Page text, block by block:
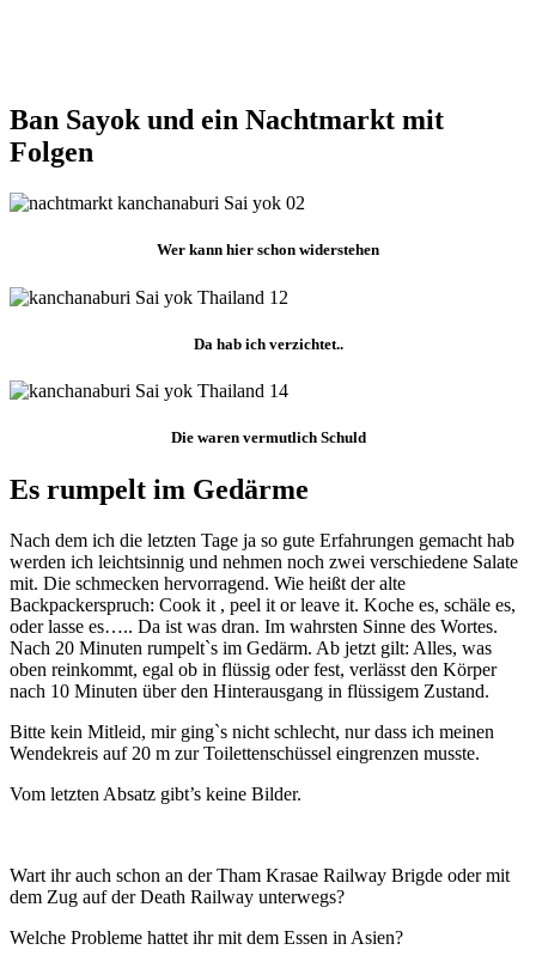
Ban Sayok und ein Nachtmarkt mit
Folgen
Wer kann hier schon widerstehen
Da hab ich verzichtet..
Die waren vermutlich Schuld
Es rumpelt im Gedärme
Nach dem ich die letzten Tage ja so gute Erfahrungen gemacht hab
werden ich leichtsinnig und nehmen noch zwei verschiedene Salate
mit. Die schmecken hervorragend. Wie heißt der alte
Backpackerspruch: Cook it , peel it or leave it. Koche es, schäle es,
oder lasse es….. Da ist was dran. Im wahrsten Sinne des Wortes.
Nach 20 Minuten rumpelt`s im Gedärm. Ab jetzt gilt: Alles, was
oben reinkommt, egal ob in flüssig oder fest, verlässt den Körper
nach 10 Minuten über den Hinterausgang in flüssigem Zustand.
Bitte kein Mitleid, mir ging`s nicht schlecht, nur dass ich meinen
Wendekreis auf 20 m zur Toilettenschüssel eingrenzen musste.
Vom letzten Absatz gibt’s keine Bilder.
Wart ihr auch schon an der Tham Krasae Railway Brigde oder mit
dem Zug auf der Death Railway unterwegs?
Welche Probleme hattet ihr mit dem Essen in Asien?